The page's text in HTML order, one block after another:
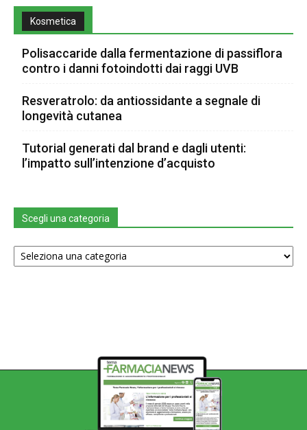
Kosmetica
Polisaccaride dalla fermentazione di passiflora
contro i danni fotoindotti dai raggi UVB
Resveratrolo: da antiossidante a segnale di
longevità cutanea
Tutorial generati dal brand e dagli utenti:
l’impatto sull’intenzione d’acquisto
Scegli una categoria
Scegli
una